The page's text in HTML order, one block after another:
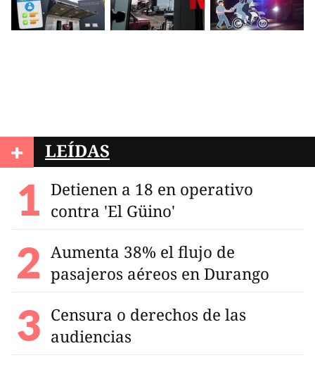
+ LEÍDAS
Detienen a 18 en operativo
contra 'El Güino'
Aumenta 38% el flujo de
pasajeros aéreos en Durango
Censura o derechos de las
audiencias